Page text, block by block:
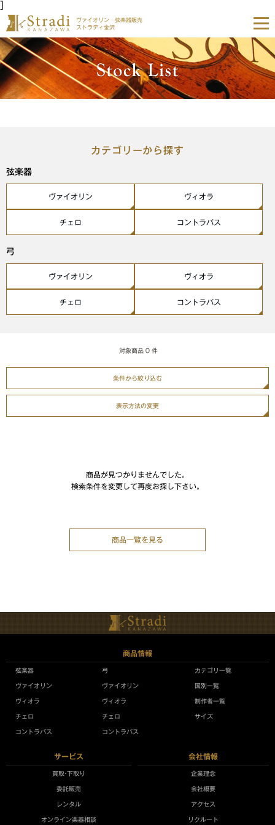
]
ヴァイオリン・弦楽器販売
ストラディ金沢
カテゴリーから探す
弦楽器
ヴァイオリン ヴィオラ
チェロ コントラバス
弓
ヴァイオリン ヴィオラ
チェロ コントラバス
対象商品 0 件
条件から絞り込む
表示方法の変更
商品が見つかりませんでした。
検索条件を変更して再度お探し下さい。
商品一覧を見る
商品情報
弦楽器
ヴァイオリン
ヴィオラ
チェロ
コントラバス
弓
ヴァイオリン
ヴィオラ
チェロ
コントラバス
カテゴリ一覧
国別一覧
制作者一覧
サイズ
サービス
買取•下取り
委託販売
レンタル
オンライン楽器相談
会社情報
企業理念
会社概要
アクセス
リクルート